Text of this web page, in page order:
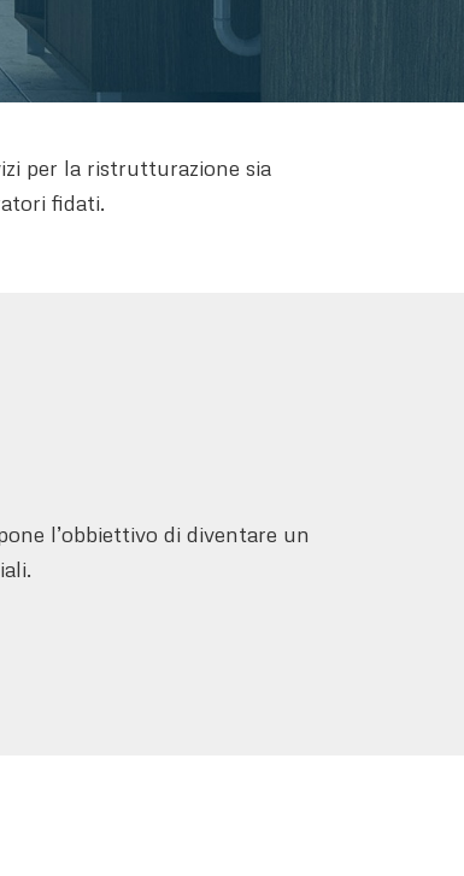
per la ristrutturazione sia
fidati.
l’obbiettivo di diventare un